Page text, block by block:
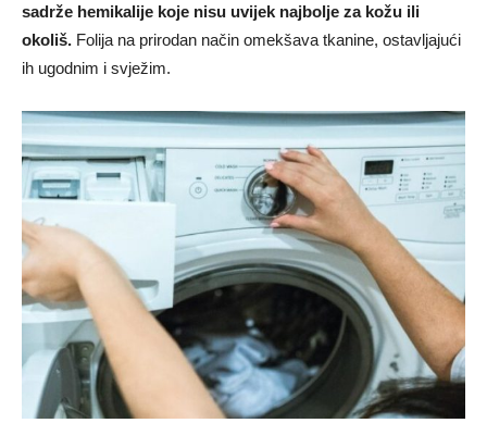
sadrže hemikalije koje nisu uvijek najbolje za kožu ili
okoliš. Folija na prirodan način omekšava tkanine, ostavljajući
ih ugodnim i svježim.